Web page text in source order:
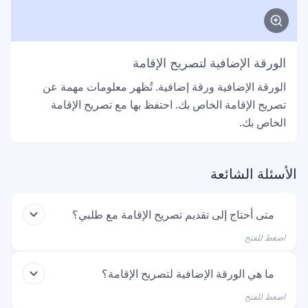
الورقة الإضافية لتصريح الإقامة
الورقة الإضافية ورقة إضافية. تُظهر معلومات مهمة عن
تصريح الإقامة الخاص بك. احتفظ بها مع تصريح الإقامة
الخاص بك.
الأسئلة الشائعة
متى أحتاج إلى تقديم تصريح الإقامة مع طلبي؟
اضغط للفتح
تحتاج إلى تقديمه إذا كان لديك بالفعل تصريح إقامة لألمانيا.
هذا يعني أنك تتقدم بطلب لتمديد تصريح الإقامة الخاص بك
وأنك لا تتقدم للمرة الأولى. إذا لم يكن لديك تصريح إقامة بعد
ما هي الورقة الإضافية لتصريح الإقامة؟
اضغط للفتح